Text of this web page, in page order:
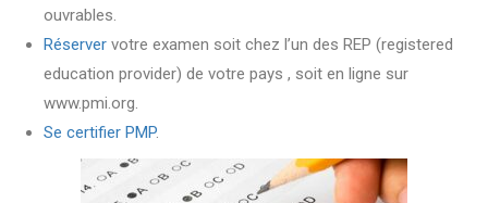
ouvrables.
Réserver votre examen soit chez l’un des REP (registered
education provider) de votre pays , soit en ligne sur
www.pmi.org.
Se certifier PMP.